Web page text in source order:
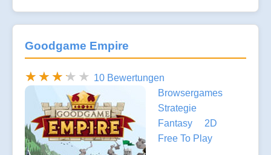
Goodgame Empire
10 Bewertungen
Browsergames
Strategie
Fantasy
2D
Free To Play